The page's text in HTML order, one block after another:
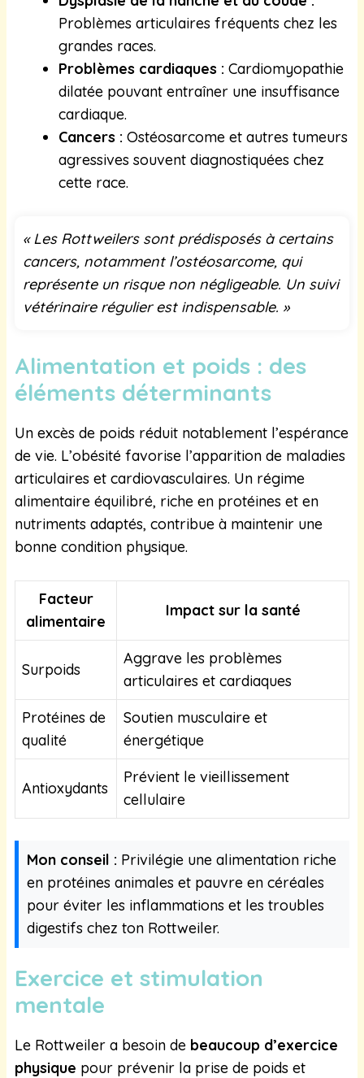
Problèmes articulaires fréquents chez les
grandes races.
Problèmes cardiaques : Cardiomyopathie
dilatée pouvant entraîner une insuffisance
cardiaque.
Cancers : Ostéosarcome et autres tumeurs
agressives souvent diagnostiquées chez
cette race.
« Les Rottweilers sont prédisposés à certains
cancers, notamment l’ostéosarcome, qui
représente un risque non négligeable. Un suivi
vétérinaire régulier est indispensable. »
Alimentation et poids : des
éléments déterminants
Un excès de poids réduit notablement l’espérance
de vie. L’obésité favorise l’apparition de maladies
articulaires et cardiovasculaires. Un régime
alimentaire équilibré, riche en protéines et en
nutriments adaptés, contribue à maintenir une
bonne condition physique.
Facteur
alimentaire
Impact sur la santé
Surpoids
Aggrave les problèmes
articulaires et cardiaques
Protéines de
qualité
Soutien musculaire et
énergétique
Antioxydants
Prévient le vieillissement
cellulaire
Mon conseil : Privilégie une alimentation riche
en protéines animales et pauvre en céréales
pour éviter les inflammations et les troubles
digestifs chez ton Rottweiler.
Exercice et stimulation
mentale
Le Rottweiler a besoin de beaucoup d’exercice
physique pour prévenir la prise de poids et